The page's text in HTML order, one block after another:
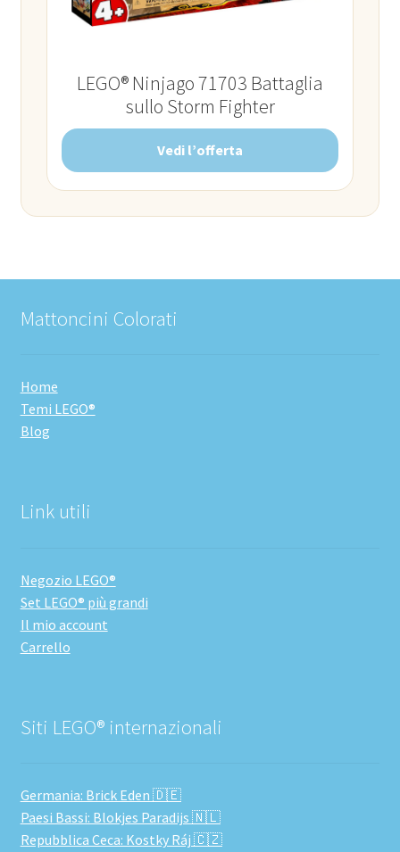
LEGO® Ninjago 71703 Battaglia
sullo Storm Fighter
Vedi l’offerta
Mattoncini Colorati
Home
Temi LEGO®
Blog
Link utili
Negozio LEGO®
Set LEGO® più grandi
Il mio account
Carrello
Siti LEGO® internazionali
Germania: Brick Eden 🇩🇪
Paesi Bassi: Blokjes Paradijs 🇳🇱
Repubblica Ceca: Kostky Ráj 🇨🇿